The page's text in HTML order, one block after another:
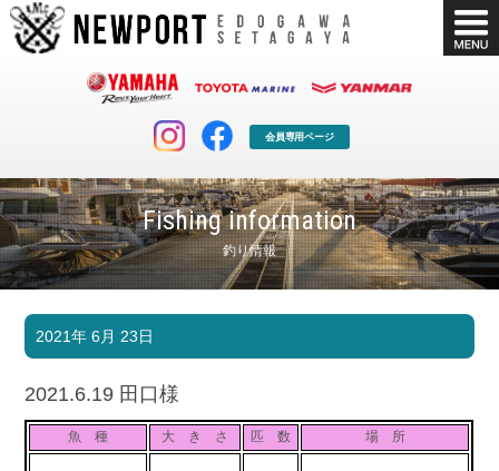
会員専用ページ
Fishing information
釣り情報
マリンクラブ
マリンライフを堪能したい！
ボート販売
ボート免許
長年の実績と信頼！
店舗情報 公式ブログ
2021年 6月 23日
2021.6.19 田口様
魚 種 大 き さ 匹 数 場 所